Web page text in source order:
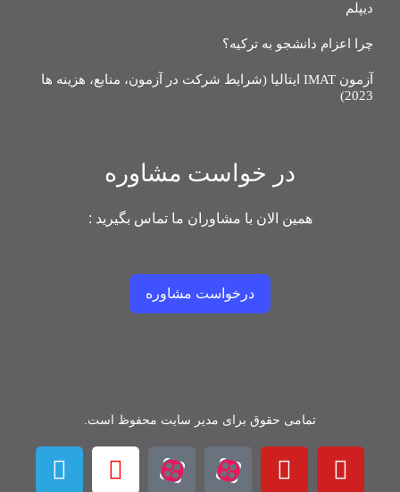
دیپلم
چرا اعزام دانشجو به ترکیه؟
آزمون IMAT ایتالیا (شرایط شرکت در آزمون، منابع، هزینه ها
2023)
در خواست مشاوره
همین الان با مشاوران ما تماس بگیرید :
درخواست مشاوره
تمامی حقوق برای مدیر سایت محفوظ است.